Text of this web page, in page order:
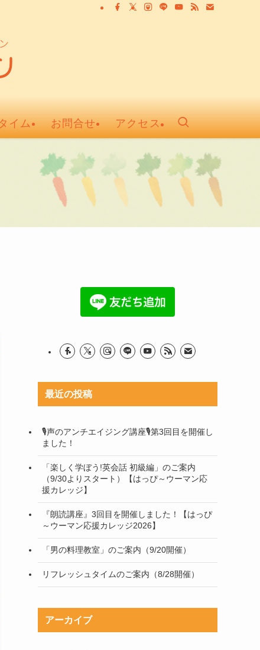
イム お問合せ アクセス
最近の投稿
🎙声のアンチエイジング講座🎙第3回目を開催し
ました！
「楽しく学ぼう!英会話 初級編」のご案内
（9/30よりスタート）【はっぴ～ウーマン応
援カレッジ】
『朗読講座』3回目を開催しました！【はっぴ
～ウーマン応援カレッジ2026】
「男の料理教室」のご案内（9/20開催）
リフレッシュタイムのご案内（8/28開催）
アーカイブ